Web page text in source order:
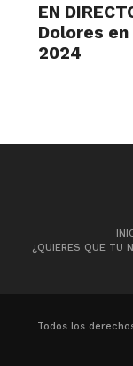
EN
Dolores
2024
¿QUIERES QUE TU
Todos los